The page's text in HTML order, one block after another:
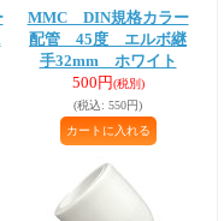
MMC DIN規格カラー
配管 45度 エルボ継
手32mm ホワイト
500円(税別)
(税込: 550円)